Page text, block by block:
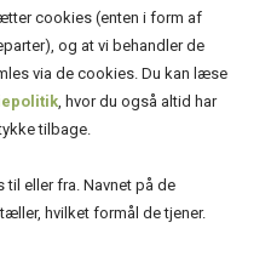
cookies (enten i form af
og at vi behandler de
via de cookies. Du kan læse
, hvor du også altid har
tilbage.
eller fra. Navnet på de
hvilket formål de tjener.
vindruesaft